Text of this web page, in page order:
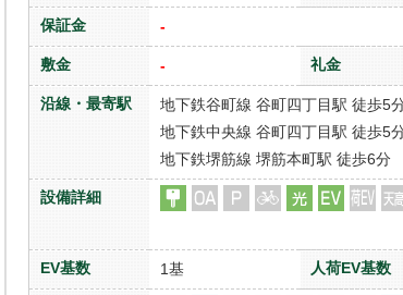
保証金 -
敷金 - 礼金
沿線・最寄駅 地下鉄谷町線 谷町四丁目駅 徒歩5
地下鉄中央線 谷町四丁目駅 徒歩5
地下鉄堺筋線 堺筋本町駅 徒歩6分
設備詳細
EV基数 1基 人荷EV基数